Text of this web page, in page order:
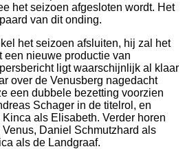
het seizoen afgesloten wordt. Het
van dit onding.
het seizoen afsluiten, hij zal het
een nieuwe productie van
ligt waarschijnlijk al klaar
over de Venusberg nagedacht
een dubbele bezetting voorzien
Schager in de titelrol, en
als Elisabeth. Verder horen
Daniel Schmutzhard als
als de Landgraaf.